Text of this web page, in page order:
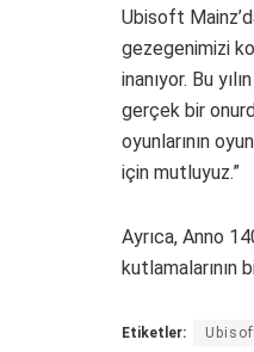
Ubisoft
gezegenimizi
inanıyor. Bu
gerçek bir
oyunlarının
için mutluyuz.”
Ayrıca, Anno
kutlamalarının
Etiketler: